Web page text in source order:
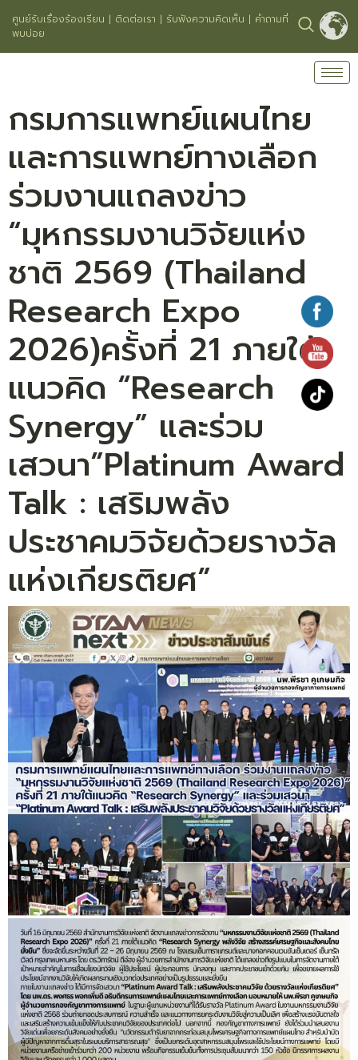
ศูนย์รับเรื่องร้องเรียน | ติดต่อเรา | รับฟังความคิดเห็น | คำถามที่
พบบ่อย
กรมการแพทย์แผนไทย
และการแพทย์ทางเลือก
ร่วมงานแถลงข่าว
“มุหกรรมงานวิจัยแห่ง
ชาติ 2569 (Thailand
Research Expo
2026)ครั้งที่ 21 ภายใต้
แนวคิด “Research
Synergy” และร่วม
เสวนา”Platinum Award
Talk : เสริมพลัง
ประชาคมวิจัยด้วยรางวัล
แห่งเกียรติยศ”